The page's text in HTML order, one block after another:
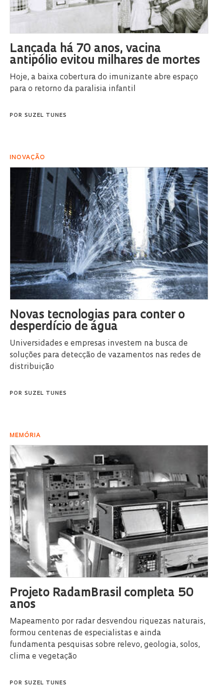
Lançada há 70 anos, vacina
antipólio evitou milhares de mortes
Hoje, a baixa cobertura do imunizante abre espaço
para o retorno da paralisia infantil
POR SUZEL TUNES
INOVAÇÃO
Novas tecnologias para conter o
desperdício de água
Universidades e empresas investem na busca de
soluções para detecção de vazamentos nas redes de
distribuição
POR SUZEL TUNES
MEMÓRIA
Projeto RadamBrasil completa 50
anos
Mapeamento por radar desvendou riquezas naturais,
formou centenas de especialistas e ainda
fundamenta pesquisas sobre relevo, geologia, solos,
clima e vegetação
POR SUZEL TUNES